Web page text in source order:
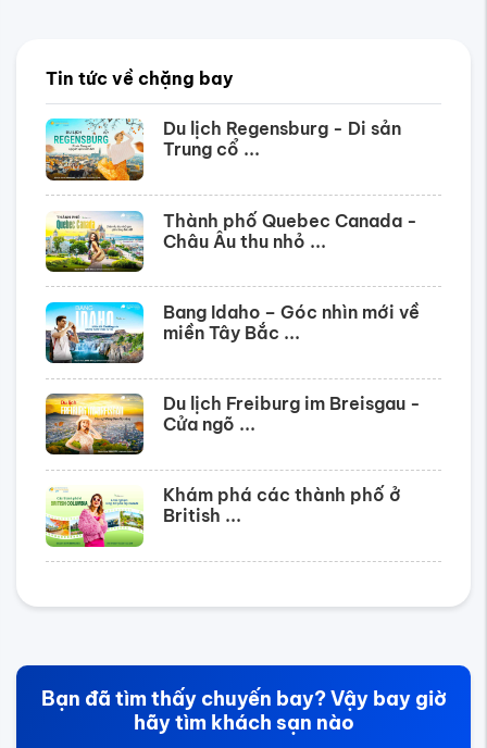
Tin tức về chặng bay
Du lịch Regensburg - Di sản
Trung cổ ...
Thành phố Quebec Canada -
Châu Âu thu nhỏ ...
Bang Idaho – Góc nhìn mới về
miền Tây Bắc ...
Du lịch Freiburg im Breisgau -
Cửa ngõ ...
Khám phá các thành phố ở
British ...
Bạn đã tìm thấy chuyến bay? Vậy bay giờ
hãy tìm khách sạn nào